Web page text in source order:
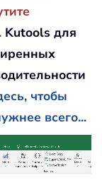
Kutools для
чтобы
всего...